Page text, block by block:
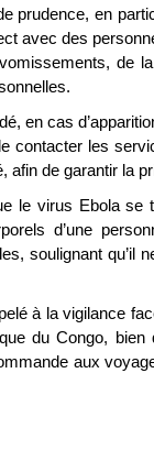
prudence, en
avec des
de
en cas
contacter les
afin de garantir la
le virus Ebola se
d’une
soulignant qu’il
à la vigilance
du Congo, bien
aux